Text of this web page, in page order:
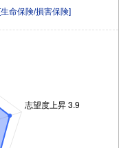
命保険/損害保険]